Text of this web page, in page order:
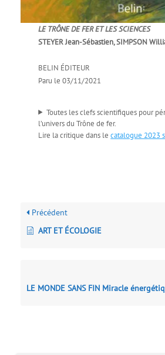
LE TRÔNE DE FER ET LES SCIENCES
STEYER Jean-Sébastien, SIMPSON
BELIN ÉDITEUR
Paru le 03/11/2021
Toutes les clefs scientifiques pour
l’univers du Trône de fer.
Lire la critique dans lecatalogue 2023
Précédent
ART ET ÉCOLOGIE